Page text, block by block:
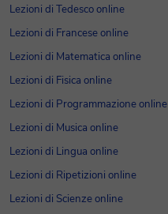
Lezioni di Tedesco online
Lezioni di Francese online
Lezioni di Matematica online
Lezioni di Fisica online
Lezioni di Programmazione online
Lezioni di Musica online
Lezioni di Lingua online
Lezioni di Ripetizioni online
Lezioni di Scienze online